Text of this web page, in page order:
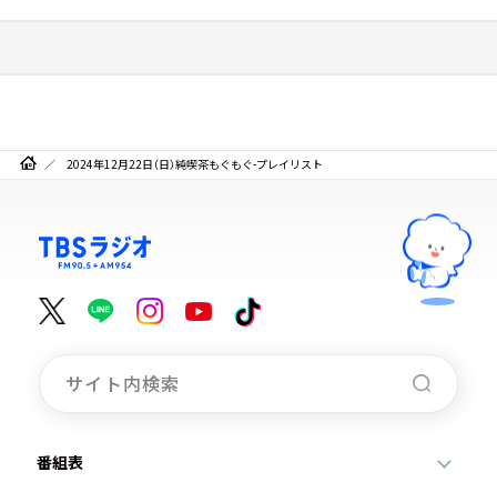
2024年12月22日（日）純喫茶もぐもぐ-プレイリスト
番組表